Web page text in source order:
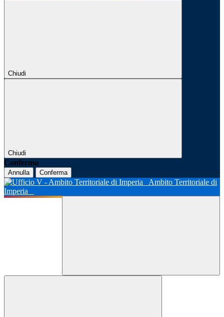
Chiudi
Chiudi
Conferma
Annulla Conferma
Ambito Territoriale di
Imperia